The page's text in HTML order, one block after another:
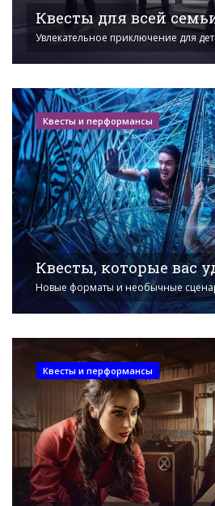
Квесты для всей
Увлекательное приключение для
Квесты и перформансы
Квесты, которые вас
Новые форматы и необычные
Квесты и перформансы